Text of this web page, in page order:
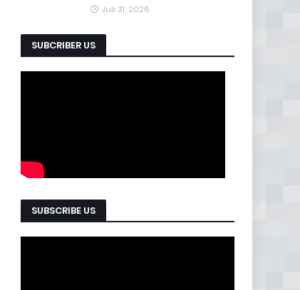
Juli 31, 2026
SUBCRIBER US
SUBSCRIBE US